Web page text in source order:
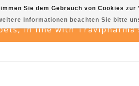
in line with
Sie dem Gebrauch von Cookies
Informationen beachten Sie bitte